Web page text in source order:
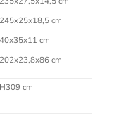
cm
cm
cm
cm